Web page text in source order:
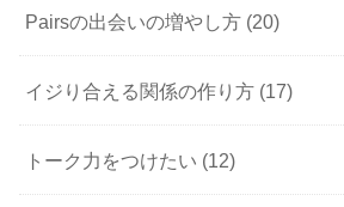
Pairsの出会いの増やし方 (20)
イジり合える関係の作り方 (17)
トーク力をつけたい (12)